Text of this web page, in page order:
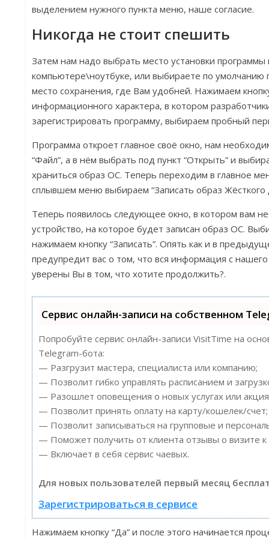
выделением нужного пункта меню, наше согласие.
Никогда не стоит спешить
Затем нам надо выбрать место установки программы
компьютере\ноутбуке, или выбираете по умолчанию
место сохранения, где Вам удобней. Нажимаем
информационного характера, в котором
зарегистрировать программу, выбираем пробный
Программа откроет главное своё окно, нам
“Файл”, а в нём выбрать под пункт “Открыть” и
храниться образ ОС. Теперь переходим в главное
сплывшем меню выбираем “Записать образ Жёсткого
Теперь появилось следующее окно, в котором вам
устройство, на которое будет записан образ ОС.
нажимаем кнопку “Записать”. Опять как и в
предупредит вас о том, что вся информация с
уверены Вы в том, что хотите продолжить?.
Сервис онлайн-записи на собственном
Попробуйте сервис онлайн-записи VisitTime на
Telegram-бота:
— Разгрузит мастера, специалиста или компанию;
— Позволит гибко управлять расписанием и
— Разошлет оповещения о новых услугах или
— Позволит принять оплату на карту/кошелек/счет;
— Позволит записываться на групповые и
— Поможет получить от клиента отзывы о визите к
— Включает в себя сервис чаевых.
Для новых пользователей первый месяц
Зарегистрироваться в сервисе
Нажимаем кнопку “Да” и после этого начинается